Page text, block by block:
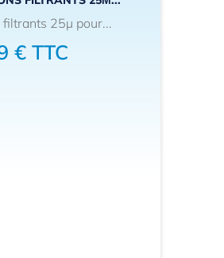
filtrants 25µ pour...
€ TTC